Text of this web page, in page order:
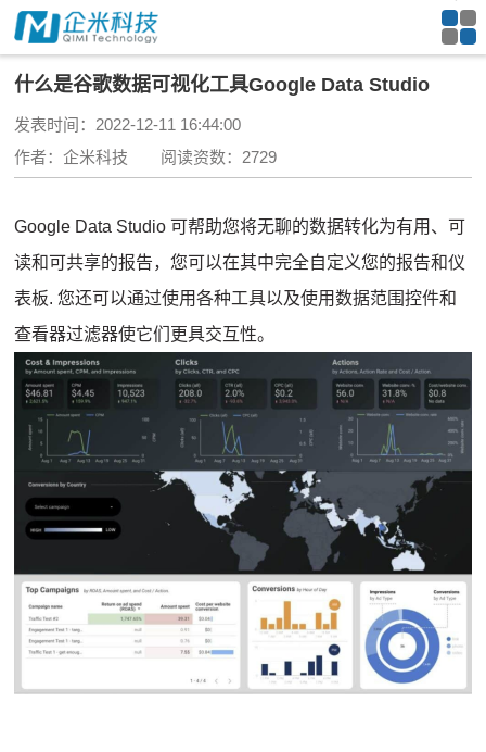
什么是谷歌数据可视化工具Google Data Studio
发表时间：2022-12-11 16:44:00
作者：企米科技 阅读资数：2729
Google Data Studio 可帮助您将无聊的数据转化为有用、可
读和可共享的报告，您可以在其中完全自定义您的报告和仪
表板.您还可以通过使用各种工具以及使用数据范围控件和
查看器过滤器使它们更具交互性。